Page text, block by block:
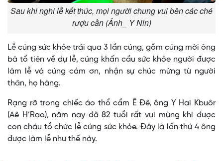
Sau khi nghi lễ kết thúc, mọi người chung vui bên các ché
rượu cần (Ảnh_ Y Nin)
Lễ cúng sức khỏe trải qua 3 lần cúng, gồm cúng mời ông
bà tổ tiên về dự lễ, cúng khấn cầu sức khỏe người được
làm lễ và cúng cảm ơn, nhận sự chúc mừng từ người
thân, họ hàng.
Rạng rỡ trong chiếc áo thổ cẩm Ê Đê, ông Y Hai Kbuôr
(Aê H’Rao), năm nay đã 82 tuổi rất vui mừng khi được
con cháu tổ chức lễ cúng sức khỏe. Đây là lần thứ 4 ông
được làm lễ như thế này.